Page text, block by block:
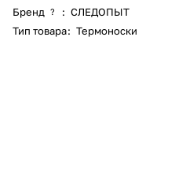
Бренд ? : СЛЕДОПЫТ
Тип товара: Термоноски